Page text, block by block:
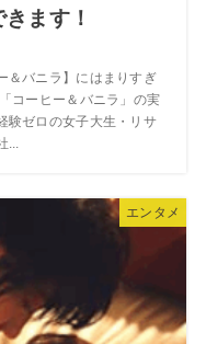
ます！
＆バニラ】にはまりすぎ
コーヒー＆バニラ」の実
験ゼロの女子大生・リサ
...
エンタメ